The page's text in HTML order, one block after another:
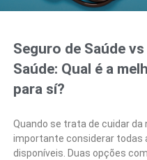
Seguro de Saúde
Saúde: Qual é a
para sí?
Quando se trata de cuidar da
importante considerar todas
disponíveis. Duas opções